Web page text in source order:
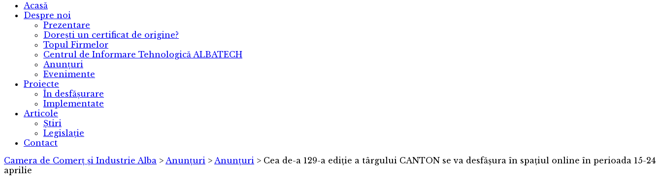
Acasă
Despre noi
Prezentare
Dorești un certificat de origine?
Topul Firmelor
Centrul de Informare Tehnologică ALBATECH
Anunțuri
Evenimente
Proiecte
În desfășurare
Implementate
Articole
Știri
Legislație
Contact
Camera de Comerț și Industrie Alba > Anunțuri > Anunțuri > Cea de-a 129-a ediție a târgului CANTON se va desfășura în spațiul online în perioada 15-24
aprilie